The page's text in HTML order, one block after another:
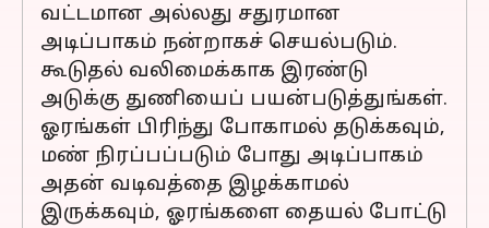
வட்டமான அல்லது சதுரமான
அடிப்பாகம் நன்றாகச் செயல்படும்.
கூடுதல் வலிமைக்காக இரண்டு
அடுக்கு துணியைப் பயன்படுத்துங்கள்.
ஓரங்கள் பிரிந்து போகாமல் தடுக்கவும்,
மண் நிரப்பப்படும் போது அடிப்பாகம்
அதன் வடிவத்தை இழக்காமல்
இருக்கவும், ஓரங்களை தையல் போட்டு